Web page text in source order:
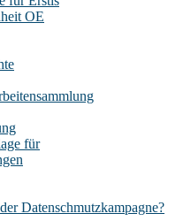
OE
für
Datenschmutzkampagne?